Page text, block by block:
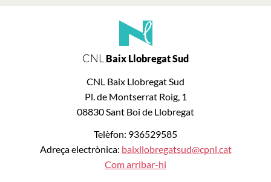
CNL Baix Llobregat Sud
CNL Baix Llobregat Sud
Pl. de Montserrat Roig, 1
08830 Sant Boi de Llobregat
Telèfon: 936529585
Adreça electrònica: baixllobregatsud@cpnl.cat
Com arribar-hi